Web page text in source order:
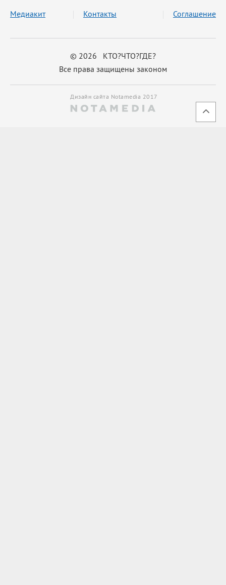
© 2026 КТО?ЧТО?ГДЕ?
Все права защищены законом
Медиакит Контакты Соглашение
Дизайн сайта Notamedia 2017